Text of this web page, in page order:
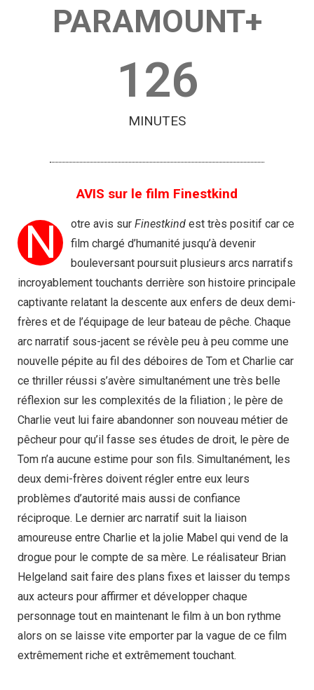
PARAMOUNT+
126
MINUTES
AVIS sur le film Finestkind
N otre avis sur Finestkind est très positif car ce
film chargé d’humanité jusqu’à devenir
bouleversant poursuit plusieurs arcs narratifs
incroyablement touchants derrière son histoire principale
captivante relatant la descente aux enfers de deux demi-
frères et de l’équipage de leur bateau de pêche. Chaque
arc narratif sous-jacent se révèle peu à peu comme une
nouvelle pépite au fil des déboires de Tom et Charlie car
ce thriller réussi s’avère simultanément une très belle
réflexion sur les complexités de la filiation ; le père de
Charlie veut lui faire abandonner son nouveau métier de
pêcheur pour qu’il fasse ses études de droit, le père de
Tom n’a aucune estime pour son fils. Simultanément, les
deux demi-frères doivent régler entre eux leurs
problèmes d’autorité mais aussi de confiance
réciproque. Le dernier arc narratif suit la liaison
amoureuse entre Charlie et la jolie Mabel qui vend de la
drogue pour le compte de sa mère. Le réalisateur Brian
Helgeland sait faire des plans fixes et laisser du temps
aux acteurs pour affirmer et développer chaque
personnage tout en maintenant le film à un bon rythme
alors on se laisse vite emporter par la vague de ce film
extrêmement riche et extrêmement touchant.